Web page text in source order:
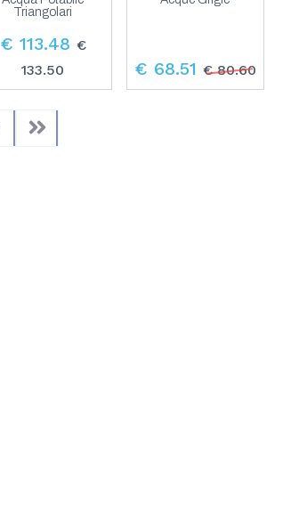
Triangolari
€ 113.48 €
133.50
€ 68.51 € 80.60